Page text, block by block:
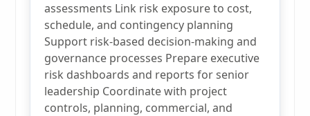
assessments Link risk exposure to cost,
schedule, and contingency planning
Support risk-based decision-making and
governance processes Prepare executive
risk dashboards and reports for senior
leadership Coordinate with project
controls, planning, commercial, and